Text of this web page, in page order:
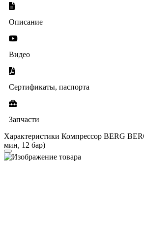
Описание
Видео
Сертификаты, паспорта
Запчасти
Характеристики Компрессор BERG
мин, 12 бар)